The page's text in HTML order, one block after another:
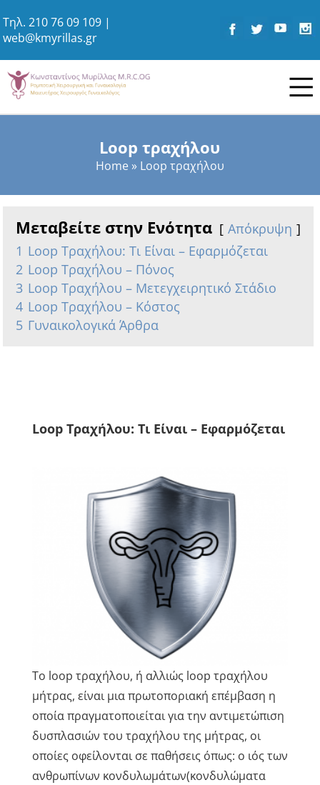
Τηλ.210 76 09 109 |
web@kmyrillas.gr
Loop τραχήλου
Home» Loop τραχήλου
Μεταβείτε στην Ενότητα
Απόκρυψη
1 Loop Τραχήλου: Τι Είναι – Εφαρμόζεται
2 Loop Τραχήλου – Πόνος
3 Loop Τραχήλου – Μετεγχειρητικό Στάδιο
4 Loop Τραχήλου – Κόστος
5 Γυναικολογικά Άρθρα
Loop Τραχήλου: Τι Είναι – Εφαρμόζεται
Το loop τραχήλου, ή αλλιώς loop τραχήλου
μήτρας, είναι μια πρωτοποριακή επέμβαση η
οποία πραγματοποιείται για την αντιμετώπιση
δυσπλασιών του τραχήλου της μήτρας, οι
οποίες οφείλονται σε παθήσεις όπως: ο ιός των
ανθρωπίνων κονδυλωμάτων(κονδυλώματα